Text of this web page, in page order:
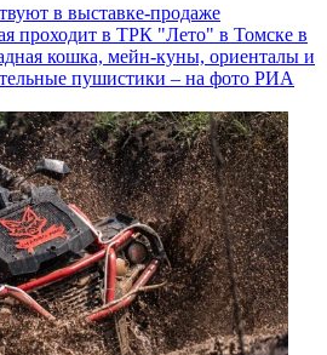
в выставке-продаже
проходит в ТРК "Лето" в Томске в
кошка, мейн-куны, ориенталы и
пушистики – на фото РИА